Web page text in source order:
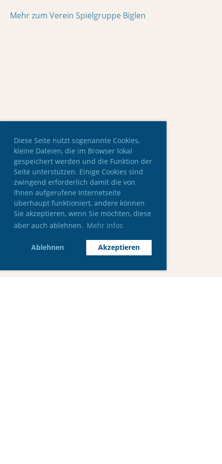
Diese Seite nutzt sogenannte Cookies,
kleine Dateien, die im Browser lokal
gespeichert werden und die Funktion der
Seite unterstützen. Einige Cookies sind
zwingend erforderlich damit die von
Ihnen aufgerufene Internetseite
überhaupt funktioniert, andere können
Sie akzeptieren, wenn Sie möchten, diese
aber auch ablehnen. Mehr Infos
Ablehnen Akzeptieren
Mehr zum Verein Spielgruppe Biglen